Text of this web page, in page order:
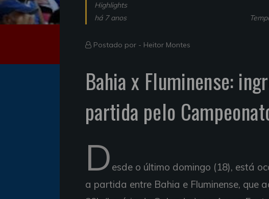
Highlights
há 7 anos
Postado por - Heitor Montes
Bahia x Fluminense:
partida pelo
D esde o último domingo (18), está
a partida entre Bahia e Fluminense, que